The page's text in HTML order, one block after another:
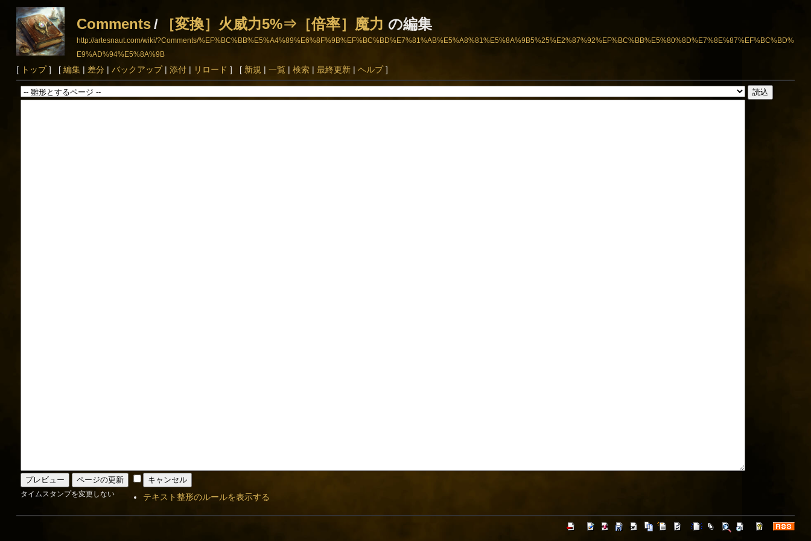
Comments/ ［変換］火威力5%⇒［倍率］魔力 の編集
http://artesnaut.com/wiki/?Comments/%EF%BC%BB%E5%A4%89%E6%8F%9B%EF%BC%BD%E7%81%AB%E5%A8%81%E5%8A%9B5%25%E2%87%92%EF%BC%BB%E5%80%8D%E7%8E%87%EF%BC%BD%
E9%AD%94%E5%8A%9B
[ トップ] [ 編集| 差分| バックアップ| 添付| リロード ] [ 新規 | 一覧| 検索| 最終更新| ヘルプ]
タイムスタンプを変更しない テキスト整形のルールを表示する